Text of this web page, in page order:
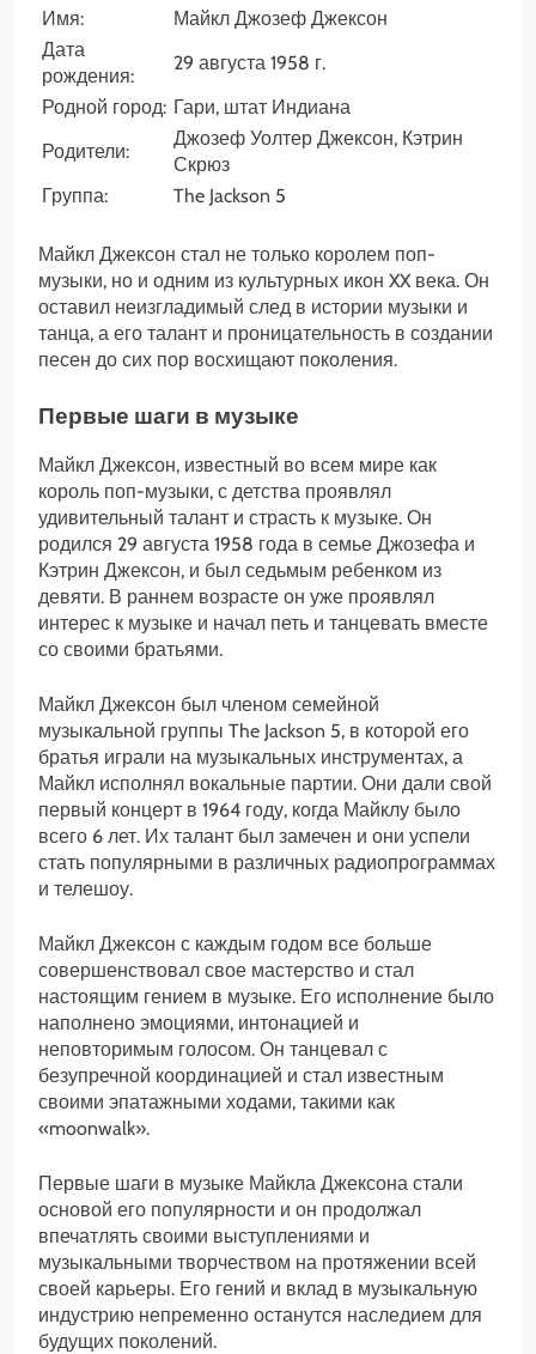
Имя:
Майкл Джозеф Джексон
Дата
рождения:
29 августа 1958 г.
Родной город: Гари, штат Индиана
Родители:
Джозеф Уолтер Джексон, Кэтрин
Скрюз
Группа:
The Jackson 5
Майкл Джексон стал не только королем поп-
музыки, но и одним из культурных икон XX века. Он
оставил неизгладимый след в истории музыки и
танца, а его талант и проницательность в создании
песен до сих пор восхищают поколения.
Первые шаги в музыке
Майкл Джексон, известный во всем мире как
король поп-музыки, с детства проявлял
удивительный талант и страсть к музыке. Он
родился 29 августа 1958 года в семье Джозефа и
Кэтрин Джексон, и был седьмым ребенком из
девяти. В раннем возрасте он уже проявлял
интерес к музыке и начал петь и танцевать вместе
со своими братьями.
Майкл Джексон был членом семейной
музыкальной группы The Jackson 5, в которой его
братья играли на музыкальных инструментах, а
Майкл исполнял вокальные партии. Они дали свой
первый концерт в 1964 году, когда Майклу было
всего 6 лет. Их талант был замечен и они успели
стать популярными в различных радиопрограммах
и телешоу.
Майкл Джексон с каждым годом все больше
совершенствовал свое мастерство и стал
настоящим гением в музыке. Его исполнение было
наполнено эмоциями, интонацией и
неповторимым голосом. Он танцевал с
безупречной координацией и стал известным
своими эпатажными ходами, такими как
«moonwalk».
Первые шаги в музыке Майкла Джексона стали
основой его популярности и он продолжал
впечатлять своими выступлениями и
музыкальными творчеством на протяжении всей
своей карьеры. Его гений и вклад в музыкальную
индустрию непременно останутся наследием для
будущих поколений.